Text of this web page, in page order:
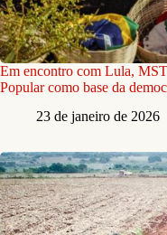
Em encontro com Lula,
Popular como base da
23 de janeiro de 2026